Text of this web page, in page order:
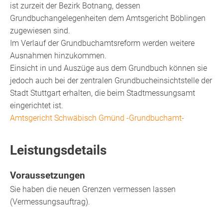
ist zurzeit der Bezirk Botnang, dessen
Grundbuchangelegenheiten dem Amtsgericht Böblingen
zugewiesen sind.
Im Verlauf der Grundbuchamtsreform werden weitere
Ausnahmen hinzukommen.
Einsicht in und Auszüge aus dem Grundbuch können sie
jedoch auch bei der zentralen Grundbucheinsichtstelle der
Stadt Stuttgart erhalten, die beim Stadtmessungsamt
eingerichtet ist.
Amtsgericht Schwäbisch Gmünd -Grundbuchamt-
Leistungsdetails
Voraussetzungen
Sie haben die neuen Grenzen vermessen lassen
(Vermessungsauftrag).